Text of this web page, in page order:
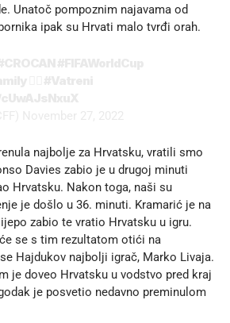
Unatoč pompoznim najavama od
ipak su Hrvati malo tvrđi orah.
najbolje za Hrvatsku, vratili smo
Davies zabio je u drugoj minuti
Hrvatsku. Nakon toga, naši su
je došlo u 36. minuti. Kramarić je na
zabio te vratio Hrvatsku u igru.
se s tim rezultatom otići na
Hajdukov najbolji igrač, Marko Livaja.
je doveo Hrvatsku u vodstvo pred kraj
je posvetio nedavno preminulom